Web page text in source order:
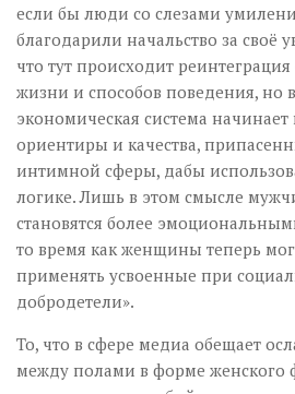
если бы люди со слезами
благодарили начальство за своё
что тут происходит
жизни и способов поведения, но
экономическая система
ориентиры и качества,
интимной сферы, дабы
логике. Лишь в этом смысле
становятся более
то время как женщины теперь
применять усвоенные при
добродетели».
То, что в сфере медиа обещает
между полами в форме женского